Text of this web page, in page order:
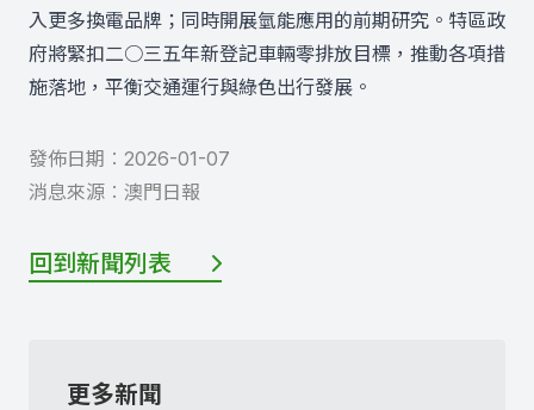
入更多換電品牌；同時開展氫能應用的前期研究。特區政
府將緊扣二○三五年新登記車輛零排放目標，推動各項措
施落地，平衡交通運行與綠色出行發展。
發佈日期︰ 2026-01-07
消息來源︰ 澳門日報
回到新聞列表
更多新聞